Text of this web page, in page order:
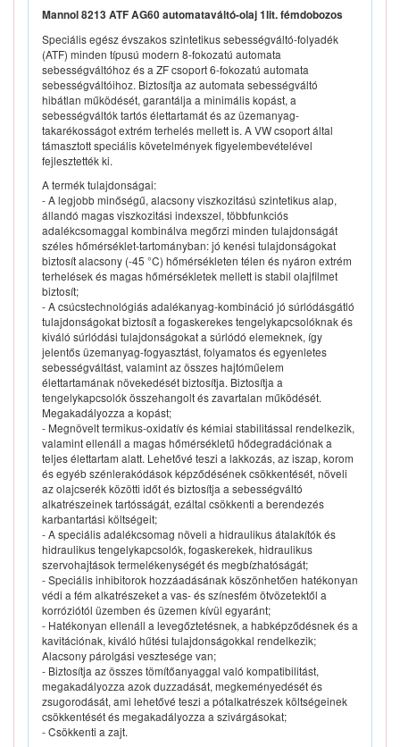
Mannol 8213 ATF AG60 automataváltó-olaj 1lit. fémdobozos
Speciális egész évszakos szintetikus sebességváltó-folyadék
(ATF) minden típusú modern 8-fokozatú automata
sebességváltóhoz és a ZF csoport 6-fokozatú automata
sebességváltóihoz. Biztosítja az automata sebességváltó
hibátlan működését, garantálja a minimális kopást, a
sebességváltók tartós élettartamát és az üzemanyag-
takarékosságot extrém terhelés mellett is. A VW csoport által
támasztott speciális követelmények figyelembevételével
fejlesztették ki.
A termék tulajdonságai:
- A legjobb minőségű, alacsony viszkozitású szintetikus alap,
állandó magas viszkozitási indexszel, többfunkciós
adalékcsomaggal kombinálva megőrzi minden tulajdonságát
széles hőmérséklet-tartományban: jó kenési tulajdonságokat
biztosít alacsony (-45 °C) hőmérsékleten télen és nyáron extrém
terhelések és magas hőmérsékletek mellett is stabil olajfilmet
biztosít;
- A csúcstechnológiás adalékanyag-kombináció jó súrlódásgátló
tulajdonságokat biztosít a fogaskerekes tengelykapcsolóknak és
kiváló súrlódási tulajdonságokat a súrlódó elemeknek, így
jelentős üzemanyag-fogyasztást, folyamatos és egyenletes
sebességváltást, valamint az összes hajtóműelem
élettartamának növekedését biztosítja. Biztosítja a
tengelykapcsolók összehangolt és zavartalan működését.
Megakadályozza a kopást;
- Megnövelt termikus-oxidatív és kémiai stabilitással rendelkezik,
valamint ellenáll a magas hőmérsékletű hődegradációnak a
teljes élettartam alatt. Lehetővé teszi a lakkozás, az iszap, korom
és egyéb szénlerakódások képződésének csökkentését, növeli
az olajcserék közötti időt és biztosítja a sebességváltó
alkatrészeinek tartósságát, ezáltal csökkenti a berendezés
karbantartási költségeit;
- A speciális adalékcsomag növeli a hidraulikus átalakítók és
hidraulikus tengelykapcsolók, fogaskerekek, hidraulikus
szervohajtások termelékenységét és megbízhatóságát;
- Speciális inhibitorok hozzáadásának köszönhetően hatékonyan
védi a fém alkatrészeket a vas- és színesfém ötvözetektől a
korróziótól üzemben és üzemen kívül egyaránt;
- Hatékonyan ellenáll a levegőztetésnek, a habképződésnek és a
kavitációnak, kiváló hűtési tulajdonságokkal rendelkezik;
Alacsony párolgási vesztesége van;
- Biztosítja az összes tömítőanyaggal való kompatibilitást,
megakadályozza azok duzzadását, megkeményedését és
zsugorodását, ami lehetővé teszi a pótalkatrészek költségeinek
csökkentését és megakadályozza a szivárgásokat;
- Csökkenti a zajt.